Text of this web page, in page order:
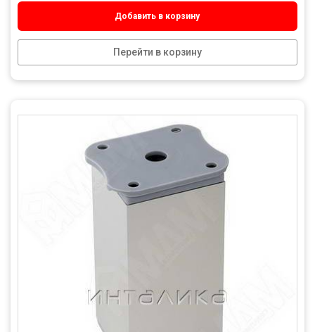
Добавить в корзину
Перейти в корзину